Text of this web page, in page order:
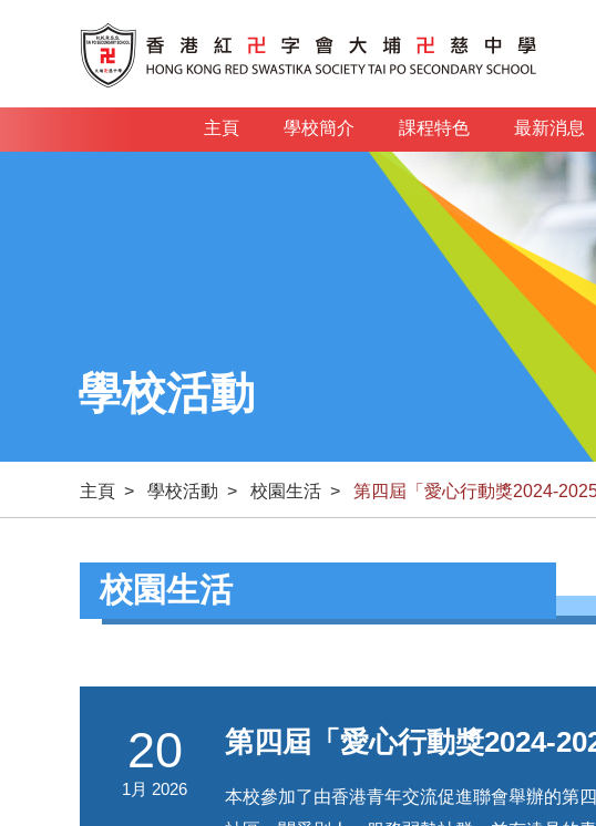
主頁 學校簡介 課程特色 最新消息
學校活動
主頁 > 學校活動 > 校園生活 > 第四屆「愛心行動獎2024-2025
校園生活
20
1月 2026
第四屆「愛心行動獎2024-
本校參加了由香港青年交流促進聯會舉辦的第